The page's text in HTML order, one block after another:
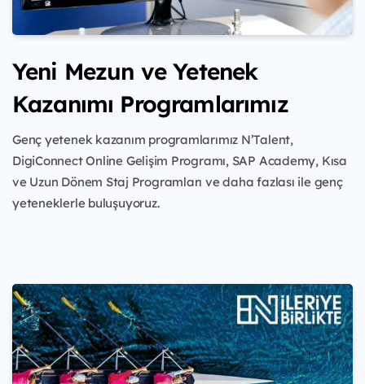
Yeni Mezun ve Yetenek
Kazanımı Programlarımız
Genç yetenek kazanım programlarımız N’Talent,
DigiConnect Online Gelişim Programı, SAP Academy, Kısa
ve Uzun Dönem Staj Programları ve daha fazlası ile genç
yeteneklerle buluşuyoruz.